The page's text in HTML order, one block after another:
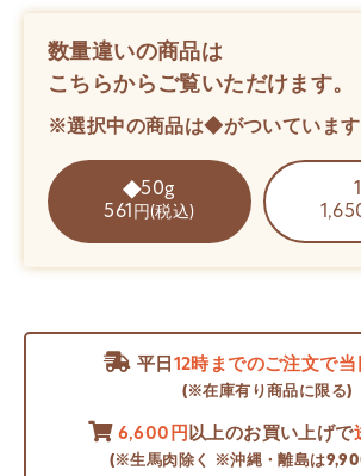
数量違いの商品は
こちらからご覧いただけます。
※選択中の商品は◆がついています
50g
561 円(税込)
平日 12時までのご注文で当
(※在庫有り商品に限る)
6,600円 以上のお買い上げで
(※生馬肉除く ※沖縄・離島は